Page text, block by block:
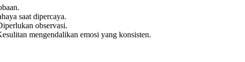
saat dipercaya.
observasi.
mengendalikan emosi yang konsisten.